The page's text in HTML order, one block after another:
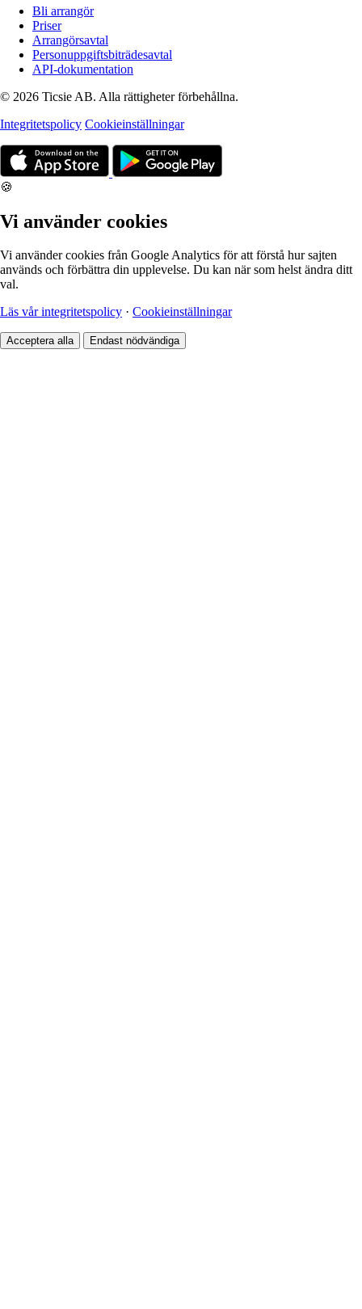
Bli arrangör
Priser
Arrangörsavtal
Personuppgiftsbiträdesavtal
API-dokumentation
© 2026 Ticsie AB. Alla rättigheter förbehållna.
Integritetspolicy Cookieinställningar
🍪
Vi använder cookies
Vi använder cookies från Google Analytics för att förstå hur sajten
används och förbättra din upplevelse. Du kan när som helst ändra ditt
val.
Läs vår integritetspolicy · Cookieinställningar
Acceptera alla Endast nödvändiga